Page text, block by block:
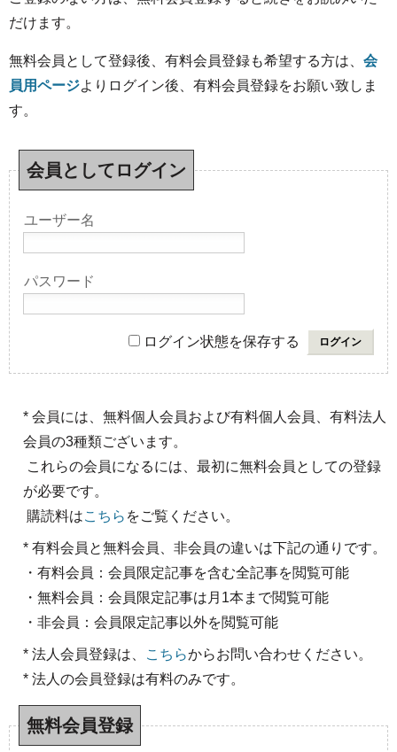
だけます。
無料会員として登録後、有料会員登録も希望する方は、 会
員用ページよりログイン後、有料会員登録をお願い致しま
す。
会員としてログイン
ユーザー名
パスワード
ログイン状態を保存する
* 会員には、無料個人会員および有料個人会員、有料法人
会員の3種類ございます。
これらの会員になるには、最初に無料会員としての登録
が必要です。
購読料はこちら をご覧ください。
* 有料会員と無料会員、非会員の違いは下記の通りです。
・有料会員：会員限定記事を含む全記事を閲覧可能
・無料会員：会員限定記事は月1本まで閲覧可能
・非会員：会員限定記事以外を閲覧可能
* 法人会員登録は、 こちらからお問い合わせください。
* 法人の会員登録は有料のみです。
無料会員登録